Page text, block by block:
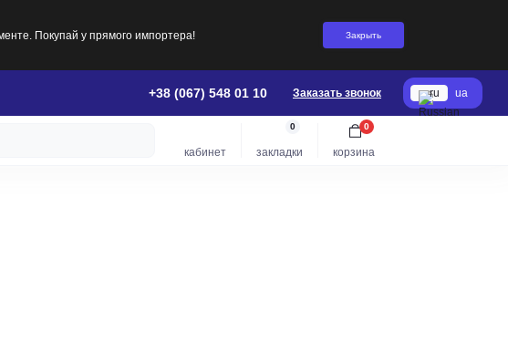
Покупай у прямого импортера! Закрыть
+38 (067) 548 01 10 Заказать звонок ru ua
кабинет закладки
0
корзина
0